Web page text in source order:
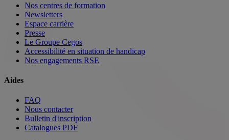
Nos centres de formation
Newsletters
Espace carrière
Presse
Le Groupe Cegos
Accessibilité en situation de handicap
Nos engagements RSE
Aides
FAQ
Nous contacter
Bulletin d'inscription
Catalogues PDF